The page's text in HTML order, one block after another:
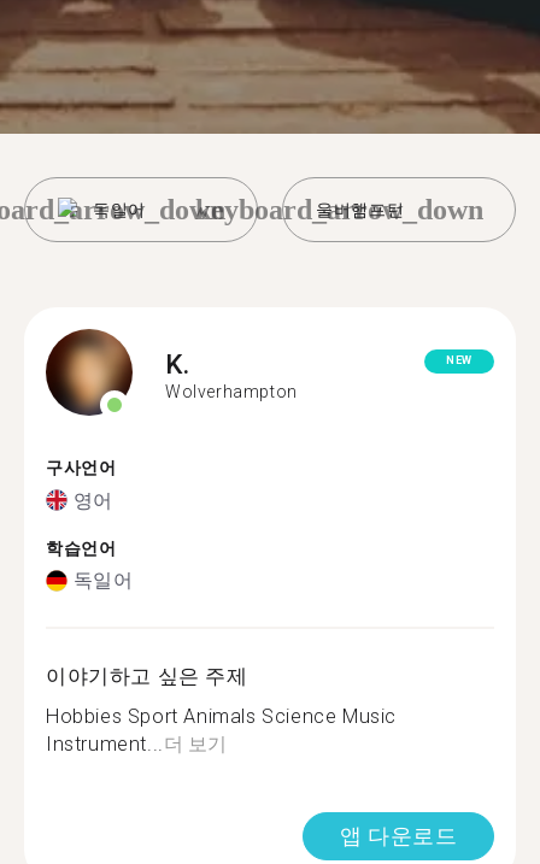
독일어 울버햄프턴
keyboard_arrow_down
K.
Wolverhampton
NEW
구사언어
영어
학습언어
독일어
이야기하고 싶은 주제
Hobbies Sport Animals Science Music
Instrument...더 보기
앱 다운로드